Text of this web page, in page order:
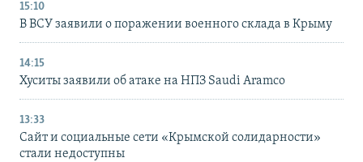
15:10
В ВСУ заявили о поражении военного склада в Крыму
14:15
Хуситы заявили об атаке на НПЗ Saudi Aramco
13:33
Сайт и социальные сети «Крымской солидарности»
стали недоступны